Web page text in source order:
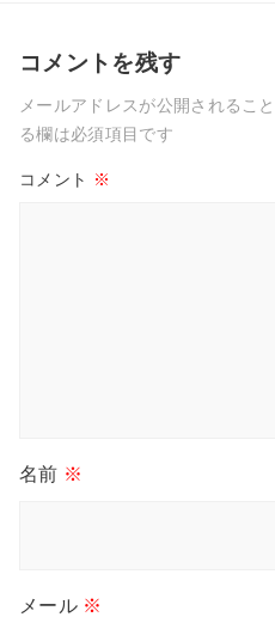
コメントを残す
メールアドレスが公開されるこ
る欄は必須項目です
コメント ※
名前 ※
メール ※